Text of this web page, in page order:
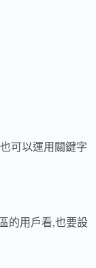
可以運用關鍵字
的用戶看,也要設